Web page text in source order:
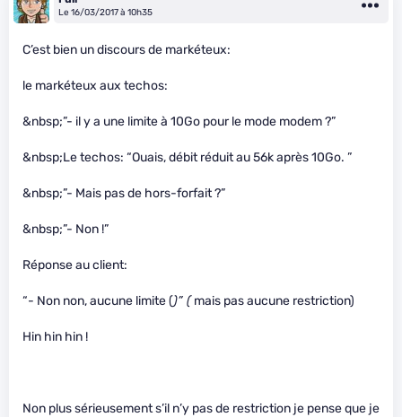
Le 16/03/2017 à 10h35
C’est bien un discours de markéteux:
le markéteux aux techos:
&nbsp;”- il y a une limite à 10Go pour le mode modem ?”
&nbsp;Le techos: “Ouais, débit réduit au 56k après 10Go. ”
&nbsp;”- Mais pas de hors-forfait ?”
&nbsp;”- Non !”
Réponse au client:
“- Non non, aucune limite ()” (mais pas aucune restriction)
Hin hin hin !
Non plus sérieusement s’il n’y pas de restriction je pense que je